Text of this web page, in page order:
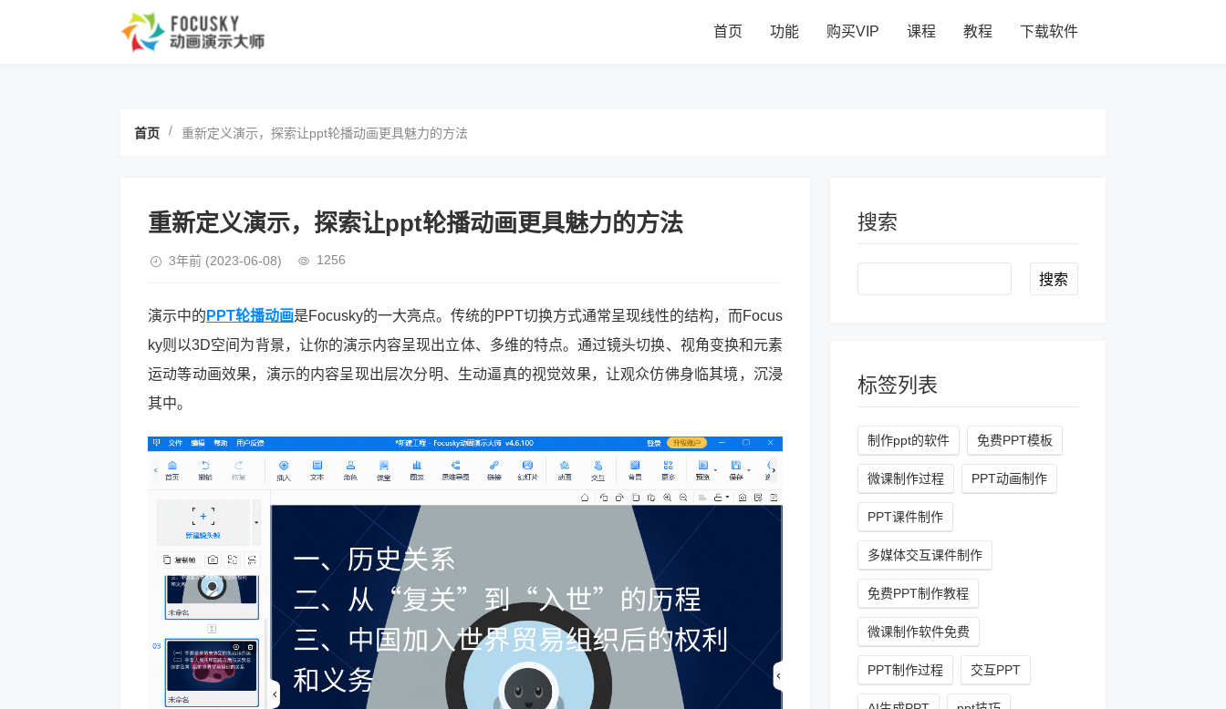
首页 功能 购买VIP 课程 教程 下载软件
首页 / 重新定义演示，探索让ppt轮播动画更具魅力的方法
重新定义演示，探索让ppt轮播动画更具魅力的方法
3年前 (2023-06-08) 1256
演示中的 PPT轮播动画是Focusky的一大亮点。传统的PPT切换方式通常呈现线性的结构，而Focus
ky则以3D空间为背景，让你的演示内容呈现出立体、多维的特点。通过镜头切换、视角变换和元素
运动等动画效果，演示的内容呈现出层次分明、生动逼真的视觉效果，让观众仿佛身临其境，沉浸
其中。
搜索
Search
标签列表
制作ppt的软件 免费PPT模板
微课制作过程 PPT动画制作
PPT课件制作
多媒体交互课件制作
免费PPT制作教程
微课制作软件免费
PPT制作过程 交互PPT